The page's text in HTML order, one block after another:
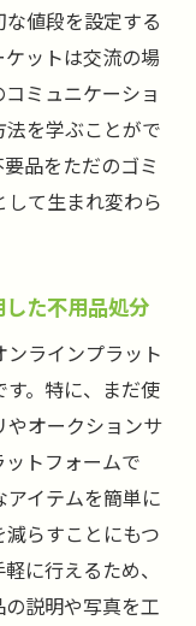
値段を設定する
ットは交流の場
ミュニケーショ
を学ぶことがで
品をただのゴミ
て生まれ変わら
た不用品処分
ラインプラット
。特に、まだ使
やオークションサ
トフォームで
イテムを簡単に
らすことにもつ
に行えるため、
説明や写真を工